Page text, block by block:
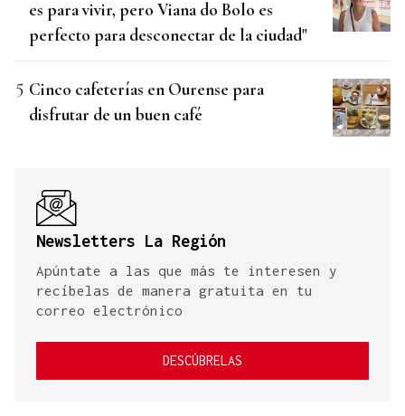
es para vivir, pero Viana do Bolo es
perfecto para desconectar de la ciudad"
Cinco cafeterías en Ourense para
disfrutar de un buen café
Newsletters La Región
Apúntate a las que más te interesen y
recíbelas de manera gratuita en tu
correo electrónico
DESCÚBRELAS